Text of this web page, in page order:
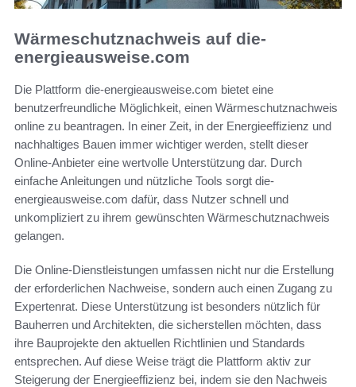
Wärmeschutznachweis auf die-
energieausweise.com
Die Plattform die-energieausweise.com bietet eine
benutzerfreundliche Möglichkeit, einen Wärmeschutznachweis
online zu beantragen. In einer Zeit, in der Energieeffizienz und
nachhaltiges Bauen immer wichtiger werden, stellt dieser
Online-Anbieter eine wertvolle Unterstützung dar. Durch
einfache Anleitungen und nützliche Tools sorgt die-
energieausweise.com dafür, dass Nutzer schnell und
unkompliziert zu ihrem gewünschten Wärmeschutznachweis
gelangen.
Die Online-Dienstleistungen umfassen nicht nur die Erstellung
der erforderlichen Nachweise, sondern auch einen Zugang zu
Expertenrat. Diese Unterstützung ist besonders nützlich für
Bauherren und Architekten, die sicherstellen möchten, dass
ihre Bauprojekte den aktuellen Richtlinien und Standards
entsprechen. Auf diese Weise trägt die Plattform aktiv zur
Steigerung der Energieeffizienz bei, indem sie den Nachweis